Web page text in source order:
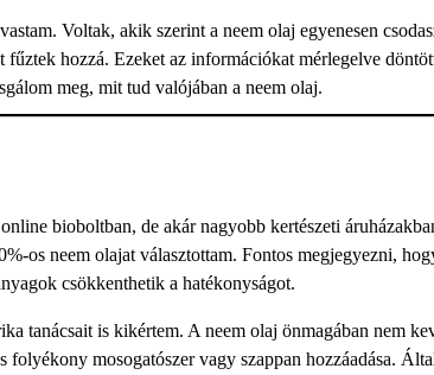
Voltak, akik szerint a neem olaj egyenesen
hozzá. Ezeket az információkat mérlegelve
meg, mit tud valójában a neem olaj.
bioboltban, de akár nagyobb kertészeti
os neem olajat választottam. Fontos megjegyezni,
csökkenthetik a hatékonyságot.
tanácsait is kikértem. A neem olaj önmagában nem
folyékony mosogatószer vagy szappan hozzáadása.